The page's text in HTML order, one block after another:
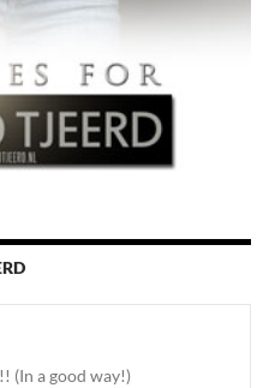
(In a good way!)